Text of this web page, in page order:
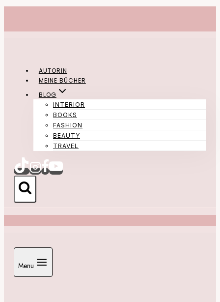
springen
AUTORIN
MEINE BÜCHER
BLOG
INTERIOR
BOOKS
FASHION
BEAUTY
TRAVEL
Menu